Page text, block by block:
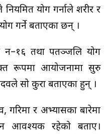
योग गर्नाले शरीर र
गर्ने बताएका छन् ।
न–१६ तथा पतञ्जलि योग
रूपमा आयोजनामा सुरु
सो कुरा बताएका हुन् ।
गरिमा र अभ्यासका बारेमा
आवश्यक रहेको बताए।